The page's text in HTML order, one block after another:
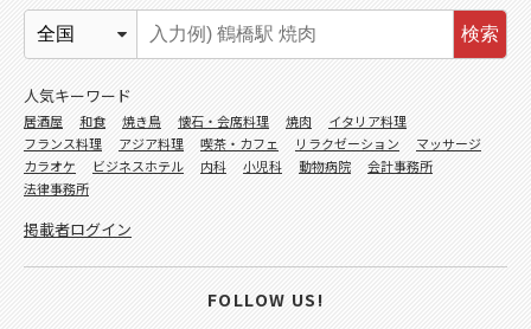
検索
人気キーワード
居酒屋 和食 焼き鳥 懐石・会席料理 焼肉
イタリア料理
フランス料理
アジア料理 喫茶・カフェ リラクゼーション
マッサージ
カラオケ
ビジネスホテル 内科 小児科 動物病院
会計事務所
法律事務所
掲載者ログイン
FOLLOW US!